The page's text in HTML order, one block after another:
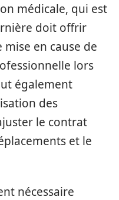
médicale, qui est
doit offrir
en cause de
lors
également
des
le contrat
et le
nécessaire